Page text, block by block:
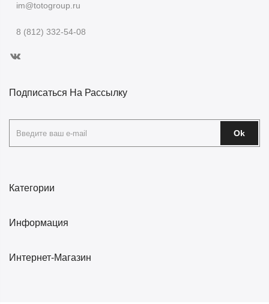
im@totogroup.ru
8 (812) 332-54-08
Категории
Информация
Интернет-Магазин
Подписаться На Рассылку
Ok